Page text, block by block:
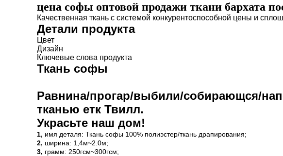
цена софы оптовой продажи ткани бархата
Качественная ткань с системой конкурентоспособной цены и
Детали продукта
Цвет
Дизайн
Ключевые слова продукта
Ткань софы
Равнина/прогар/выбили/собирающся/
тканью етк Твилл.
Украсьте наш дом!
1, имя деталя: Ткань софы 100% полиэстер/ткань драпирования;
2, ширина: 1,4м~2.0м;
3, грамм: 250гсм~300гсм;